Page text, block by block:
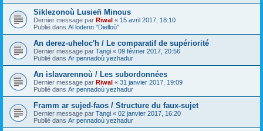
Siklezonoù Lusieñ Minous
Dernier message par Riwal « 15 avril 2017, 18:10
Publié dans Al lodenn "Dielloù"
An derez-uheloc'h / Le comparatif de supériorité
Dernier message par Tangi « 09 février 2017, 20:56
Publié dans Ar pennadoù yezhadur
An islavarennoù / Les subordonnées
Dernier message par Riwal « 31 janvier 2017, 19:09
Publié dans Ar pennadoù yezhadur
Framm ar sujed-faos / Structure du faux-sujet
Dernier message par Tangi « 02 janvier 2017, 16:20
Publié dans Ar pennadoù yezhadur